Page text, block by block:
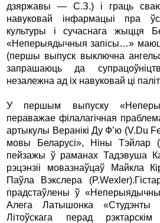
дзяржавы — С.З.) i граць
навуковай iнфармацыi пра
культуры i сучаснага жыцця
«Неперыядычныя запiсы…»
(першы выпуск выключна
запрашаюць да
незалежна ад iх навуковай цi
У першым выпуску
пераважае фiлалагiчная
артыкулы Веранiкi Ду Ф’ю (V.Du
мовы Беларусi», Нiны Тэйлар
пейзажы ў раманах Тадэвуша
рэцэнзii мовазнаўцаў Майкла
Паўла Вэкслера
прадстаўлены ў
Алега Латышонка «Студэнты
Лiтоўскага перад рэктарскiм